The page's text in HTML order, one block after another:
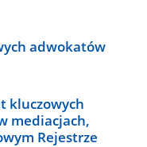
adwokatów
kluczowych
mediacjach,
Rejestrze